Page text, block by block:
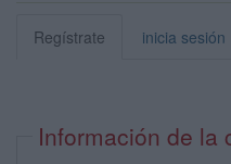
Regístrate inicia sesión
Información de la